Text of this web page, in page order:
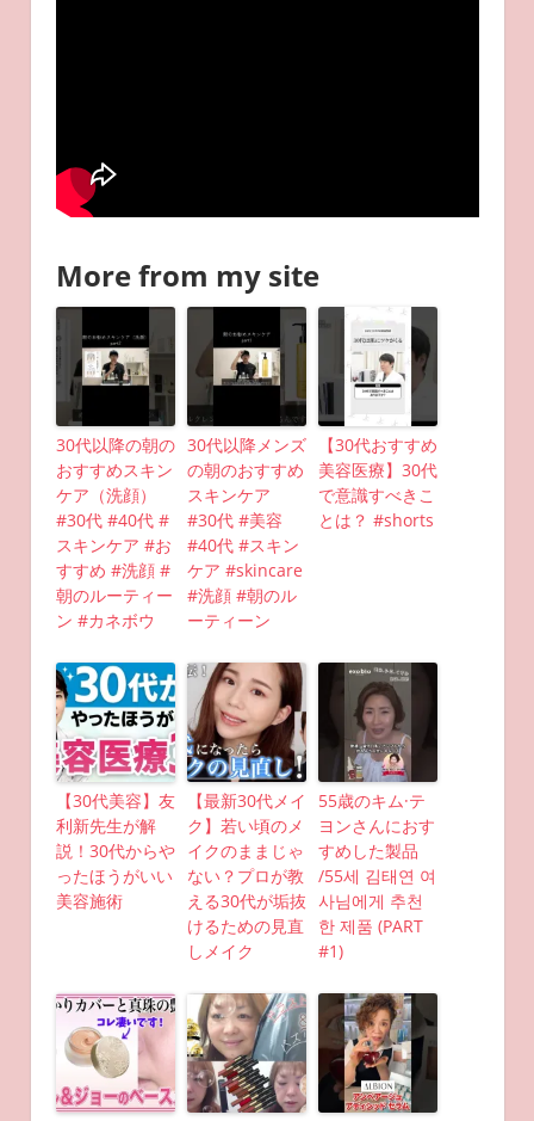
More from my site
30代以降の朝の
おすすめスキン
ケア（洗顔）
#30代 #40代 #
スキンケア #お
すすめ #洗顔 #
朝のルーティー
ン #カネボウ
30代以降メンズ
の朝のおすすめ
スキンケア
#30代 #美容
#40代 #スキン
ケア #skincare
#洗顔 #朝のル
ーティーン
【30代おすすめ
美容医療】30代
で意識すべきこ
とは？ #shorts
【30代美容】友
利新先生が解
説！30代からや
ったほうがいい
美容施術
【最新30代メイ
ク】若い頃のメ
イクのままじゃ
ない？プロが教
える30代が垢抜
けるための見直
しメイク
55歳のキム·テ
ヨンさんにおす
すめした製品
/55세 김태연 여
사님에게 추천
한 제품 (PART
#1)